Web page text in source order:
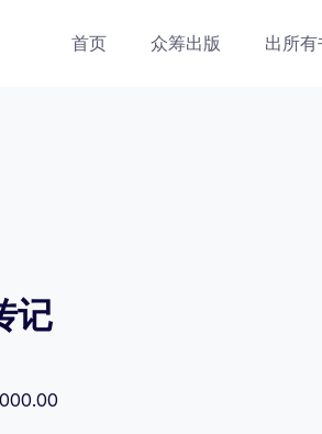
首页 众筹出版 出所
记